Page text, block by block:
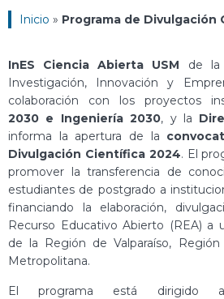
Inicio » Programa de Divulgación
InES Ciencia Abierta USM de la
Investigación, Innovación y
colaboración con los proyectos
2030 e Ingeniería 2030, y la
informa la apertura de la
Divulgación Científica 2024. El
promover la transferencia de
estudiantes de postgrado a
financiando la elaboración,
Recurso Educativo Abierto (REA) a
de la Región de Valparaíso,
Metropolitana.
El programa está dirigido